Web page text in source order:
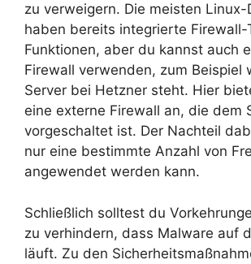
zu verweigern. Die meisten
haben bereits integrierte Firewall-
Funktionen, aber du kannst auch
Firewall verwenden, zum Beispiel
Server bei Hetzner steht. Hier
eine externe Firewall an, die dem
vorgeschaltet ist. Der Nachteil
nur eine bestimmte Anzahl von
angewendet werden kann.
Schließlich solltest du
zu verhindern, dass Malware auf
läuft. Zu den